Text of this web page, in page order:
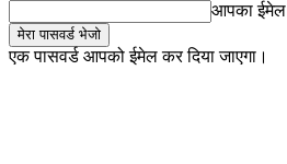
आपका ईमेल
एक पासवर्ड आपको ईमेल कर दिया जाएगा।